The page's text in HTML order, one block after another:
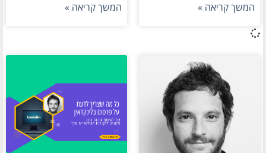
המשך קריאה » המשך קריאה »